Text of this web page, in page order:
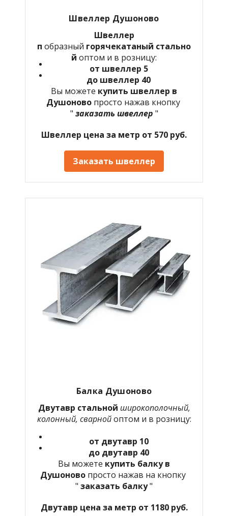
Швеллер Душоново
Швеллер
п образный горячекатаный стально
й оптом и в розницу:
от швеллер 5
до швеллер 40
Вы можете купить швеллер в
Душоново просто нажав кнопку
" заказать швеллер "
Швеллер цена за метр от 570 руб.
Заказать швеллер
Балка Душоново
Двутавр стальной широкополочный,
колонный, сварнойоптом и в розницу:
от двутавр 10
до двутавр 40
Вы можете купить балку в
Душоново просто нажав на кнопку
" заказать балку"
Двутавр цена за метр от 1180 руб.